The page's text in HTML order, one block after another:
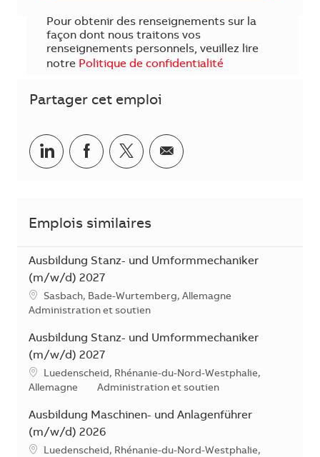
Pour obtenir des renseignements sur la
façon dont nous traitons vos
renseignements personnels, veuillez lire
notre Politique de confidentialité
Partager cet emploi
Partager sur LinkedIn
Partager sur Facebook
Share via twitter
Partager par courriel
Emplois similaires
Ausbildung Stanz- und Umformmechaniker
(m/w/d) 2027
Emplacement
Sasbach, Bade-Wurtemberg, Allemagne
Catégorie
Administration et soutien
Ausbildung Stanz- und Umformmechaniker
(m/w/d) 2027
Emplacement
Luedenscheid, Rhénanie-du-Nord-Westphalie,
Allemagne
Catégorie
Administration et soutien
Ausbildung Maschinen- und Anlagenführer
(m/w/d) 2026
Emplacement
Luedenscheid, Rhénanie-du-Nord-Westphalie,